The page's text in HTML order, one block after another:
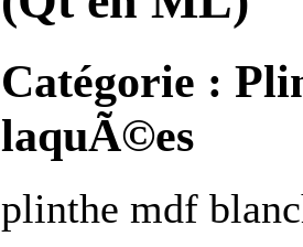
Catégorie :
laquÃ©es
plinthe mdf